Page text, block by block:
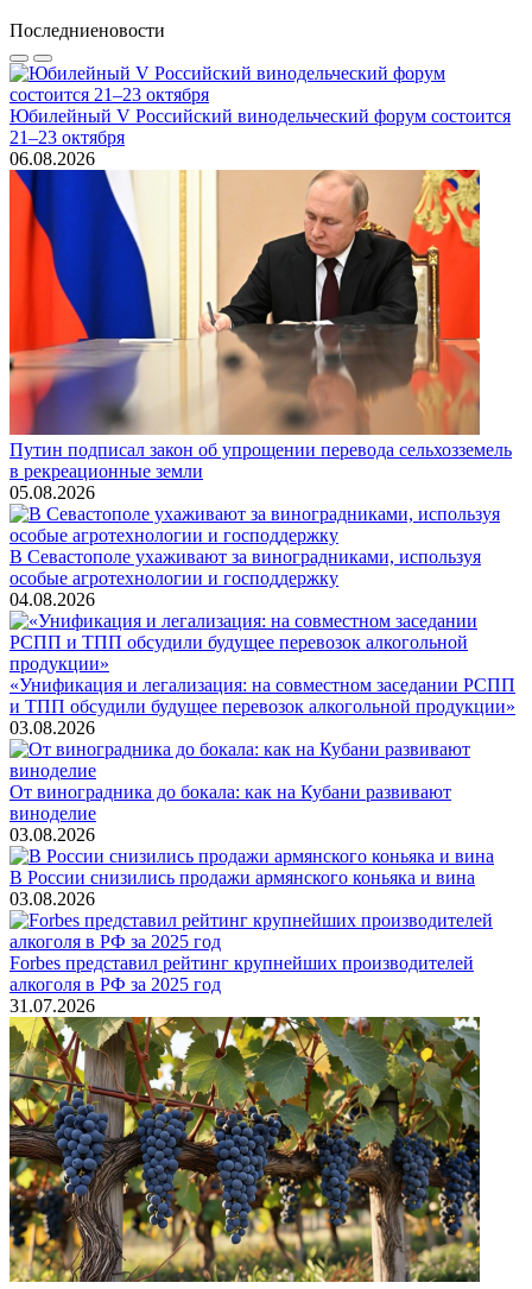
Последниеновости
Юбилейный V Российский винодельческий форум состоится
21–23 октября
06.08.2026
Путин подписал закон об упрощении перевода сельхозземель
в рекреационные земли
05.08.2026
В Севастополе ухаживают за виноградниками, используя
особые агротехнологии и господдержку
04.08.2026
«Унификация и легализация: на совместном заседании РСПП
и ТПП обсудили будущее перевозок алкогольной продукции»
03.08.2026
От виноградника до бокала: как на Кубани развивают
виноделие
03.08.2026
В России снизились продажи армянского коньяка и вина
03.08.2026
Forbes представил рейтинг крупнейших производителей
алкоголя в РФ за 2025 год
31.07.2026